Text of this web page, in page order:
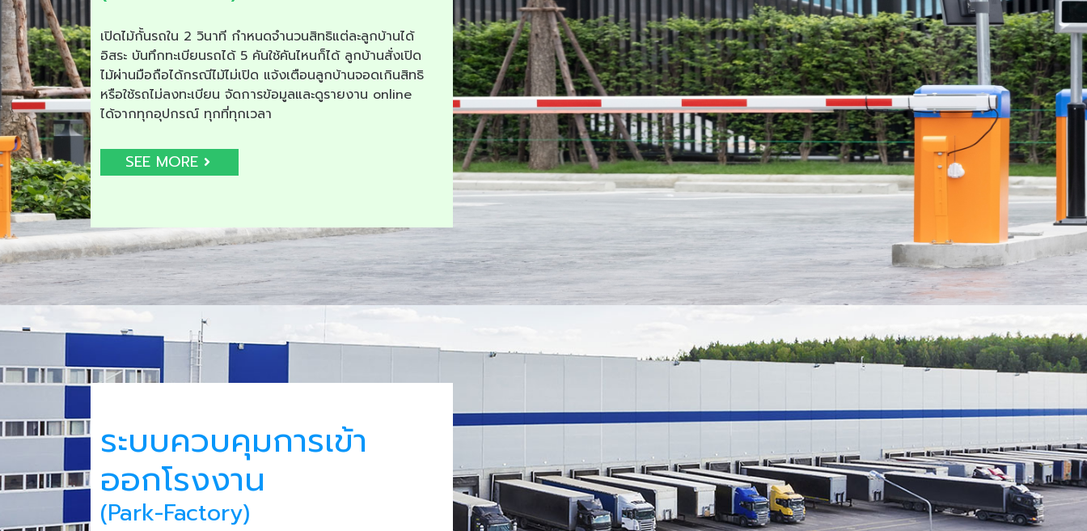
เปิดไม้กั้นรถใน 2 วินาที กำหนดจำนวนสิทธิแต่ละลูกบ้านได้
อิสระ บันทึกทะเบียนรถได้ 5 คันใช้คันไหนก็ได้ ลูกบ้านสั่งเปิด
ไม้ผ่านมือถือได้กรณีไม้ไม่เปิด แจ้งเตือนลูกบ้านจอดเกินสิทธิ
หรือใช้รถไม่ลงทะเบียน จัดการข้อมูลและดูรายงาน online
ได้จากทุกอุปกรณ์ ทุกที่ทุกเวลา
SEE MORE
ระบบควบคุมการเข้า
ออกโรงงาน
(Park-Factory)